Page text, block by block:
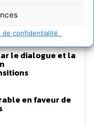
de confidentialité
le dialogue et la
en faveur de